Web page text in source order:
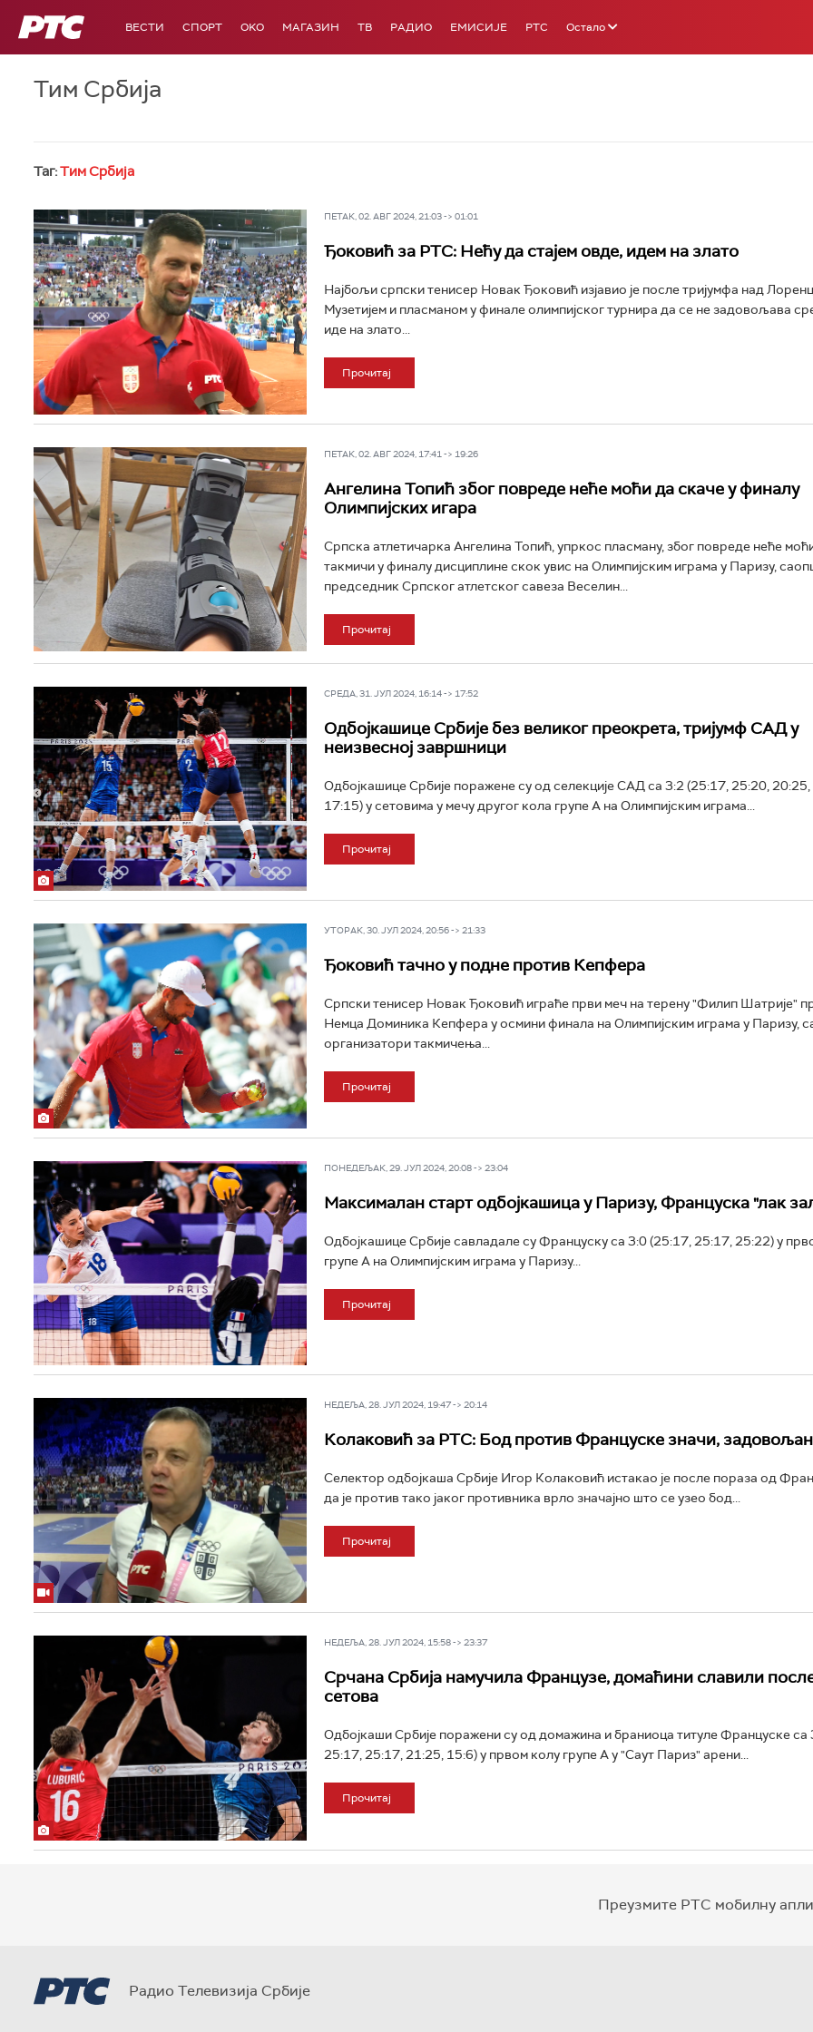
РТС ВЕСТИ СПОРТ OKO МАГАЗИН ТВ РАДИО ЕМИСИЈЕ РТС Остало
Тим Србија
Таг:Тим Србија
ПЕТАК, 02. АВГ 2024, 21:03 -> 01:01
Ђоковић за РТС: Нећу да стајем овде, идем на злато
Најбољи српски тенисер Новак Ђоковић изјавио је после тријумфа над
Музетијем и пласманом у финале олимпијског турнира да се не задовољава
иде на злато...
Прочитај
ПЕТАК, 02. АВГ 2024, 17:41 -> 19:26
Ангелина Топић због повреде неће моћи да скаче у финалу
Олимпијских игара
Српска атлетичарка Ангелина Топић, упркос пласману, због повреде неће
такмичи у финалу дисциплине скок увис на Олимпијским играма у Паризу,
председник Српског атлетског савеза Веселин...
Прочитај
СРЕДА, 31. ЈУЛ 2024, 16:14 -> 17:52
Одбојкашице Србије без великог преокрета, тријумф САД у
неизвесној завршници
Одбојкашице Србије поражене су од селекције САД са 3:2 (25:17, 25:20, 20:25,
17:15) у сетовима у мечу другог кола групе А на Олимпијским играма...
Прочитај
УТОРАК, 30. ЈУЛ 2024, 20:56 -> 21:33
Ђоковић тачно у подне против Кепфера
Српски тенисер Новак Ђоковић играће први меч на терену "Филип Шатрије"
Немца Доминика Кепфера у осмини финала на Олимпијским играма у Паризу,
организатори такмичења...
Прочитај
ПОНЕДЕЉАК, 29. ЈУЛ 2024, 20:08 -> 23:04
Максималан старт одбојкашица у Паризу, Француска "лак
Одбојкашице Србије савладале су Француску са 3:0 (25:17, 25:17, 25:22) у
групе А на Олимпијским играма у Паризу...
Прочитај
НЕДЕЉА, 28. ЈУЛ 2024, 19:47 -> 20:14
Колаковић за РТС: Бод против Француске значи,
Селектор одбојкаша Србије Игор Колаковић истакао је после пораза од
да је против тако јаког противника врло значајно што се узео бод...
Прочитај
НЕДЕЉА, 28. ЈУЛ 2024, 15:58 -> 23:37
Срчана Србија намучила Французе, домаћини славили
сетова
Одбојкаши Србије поражени су од домажина и браниоца титуле Француске са
25:17, 25:17, 21:25, 15:6) у првом колу групе А у "Саут Париз" арени...
Прочитај
Преузмите РТС мобилну
Радио Телевизија Србије